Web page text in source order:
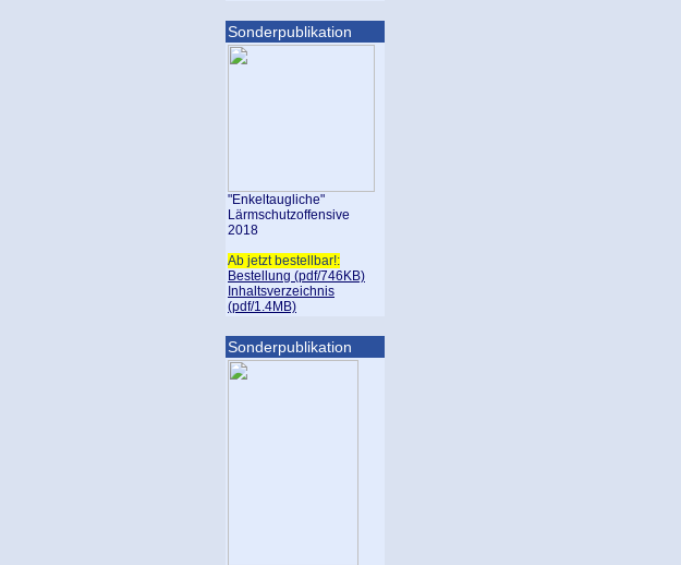
Sonderpublikation
"Enkeltaugliche"
Lärmschutzoffensive
2018
Ab jetzt bestellbar!:
Bestellung (pdf/746KB)
Inhaltsverzeichnis
(pdf/1.4MB)
Sonderpublikation